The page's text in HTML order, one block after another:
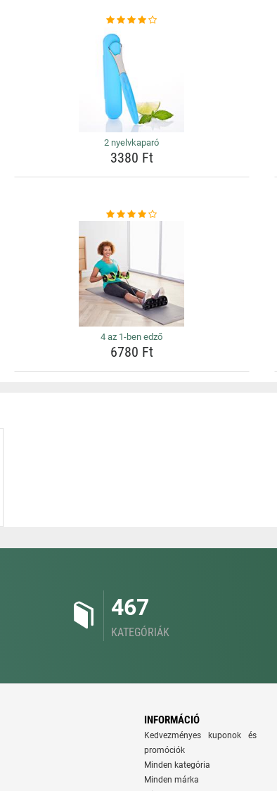
2 nyelvkaparó
3380 Ft
4 az 1-ben edző
6780 Ft
467
KATEGÓRIÁK
INFORMÁCIÓ
Kedvezményes kuponok és
promóciók
Minden kategória
Minden márka